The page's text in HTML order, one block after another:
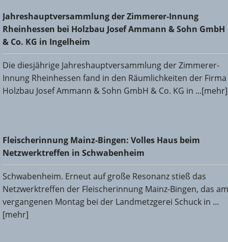
Jahreshauptversammlung der Zimmerer-Innung
Rheinhessen bei Holzbau Josef Ammann & Sohn GmbH &
Co. KG in Ingelheim
Jahreshauptversammlung der Zimmerer-Innung
Rheinhessen bei Holzbau Josef Ammann & Sohn GmbH
& Co. KG in Ingelheim
Die diesjährige Jahreshauptversammlung der Zimmerer-
Innung Rheinhessen fand in den Räumlichkeiten der Firma
Holzbau Josef Ammann & Sohn GmbH & Co. KG in ...[mehr]
Fleischerinnung Mainz-Bingen: Volles Haus beim
Netzwerktreffen in Schwabenheim
Fleischerinnung Mainz-Bingen: Volles Haus beim
Netzwerktreffen in Schwabenheim
Schwabenheim. Erneut auf große Resonanz stieß das
Netzwerktreffen der Fleischerinnung Mainz-Bingen, das am
vergangenen Montag bei der Landmetzgerei Schuck in ...
[mehr]